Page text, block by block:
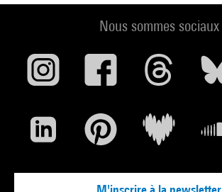
Nous sommes sociaux